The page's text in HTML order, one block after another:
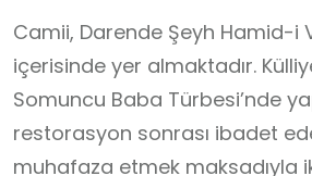
Camii, Darende Şeyh Hamid-i
içerisinde yer almaktadır. Külliye içerisindeki
Somuncu Baba Türbesi’nde
restorasyon sonrası ibadet
muhafaza etmek maksadıyla